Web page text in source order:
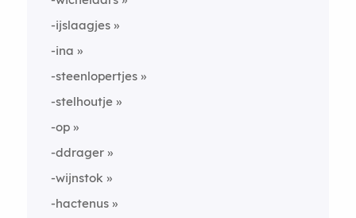
-ijslaagjes
-ina
-steenlopertjes
-stelhoutje
-op
-ddrager
-wijnstok
-hactenus